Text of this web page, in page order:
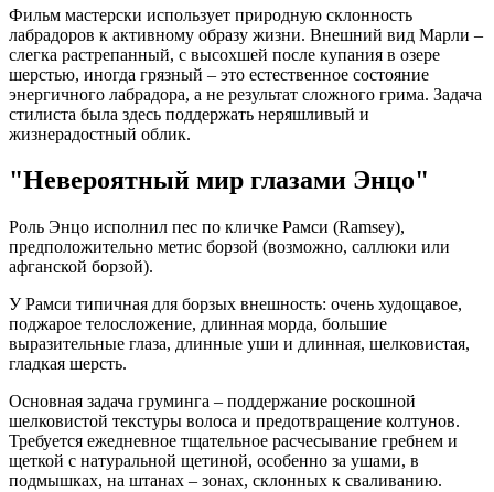
Фильм мастерски использует природную склонность
лабрадоров к активному образу жизни. Внешний вид Марли –
слегка растрепанный, с высохшей после купания в озере
шерстью, иногда грязный – это естественное состояние
энергичного лабрадора, а не результат сложного грима. Задача
стилиста была здесь поддержать неряшливый и
жизнерадостный облик.
"Невероятный мир глазами Энцо"
Роль Энцо исполнил пес по кличке Рамси (Ramsey),
предположительно метис борзой (возможно, саллюки или
афганской борзой).
У Рамси типичная для борзых внешность: очень худощавое,
поджарое телосложение, длинная морда, большие
выразительные глаза, длинные уши и длинная, шелковистая,
гладкая шерсть.
Основная задача груминга – поддержание роскошной
шелковистой текстуры волоса и предотвращение колтунов.
Требуется ежедневное тщательное расчесывание гребнем и
щеткой с натуральной щетиной, особенно за ушами, в
подмышках, на штанах – зонах, склонных к сваливанию.